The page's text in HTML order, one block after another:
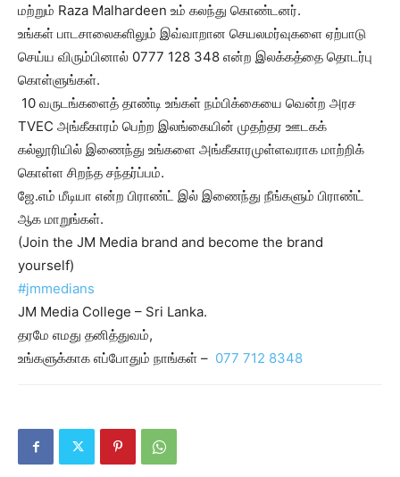
மற்றும் Raza Malhardeen உம் கலந்து கொண்டனர்.
உங்கள் பாடசாலைகளிலும் இவ்வாறான செயலமர்வுகளை ஏற்பாடு
செய்ய விரும்பினால் 0777 128 348 என்ற இலக்கத்தை தொடர்பு
கொள்ளுங்கள்.
10 வருடங்களைத் தாண்டி உங்கள் நம்பிக்கையை வென்ற அரச
TVEC அங்கீகாரம் பெற்ற இலங்கையின் முதற்தர ஊடகக்
கல்லூரியில் இணைந்து உங்களை அங்கீகாரமுள்ளவராக மாற்றிக்
கொள்ள சிறந்த சந்தர்ப்பம்.
ஜே.எம் மீடியா என்ற பிராண்ட் இல் இணைந்து நீங்களும் பிராண்ட்
ஆக மாறுங்கள்.
(Join the JM Media brand and become the brand
yourself)
#jmmedians
JM Media College – Sri Lanka.
தரமே எமது தனித்துவம்,
உங்களுக்காக எப்போதும் நாங்கள் – ⁨⁨ 077 712 8348